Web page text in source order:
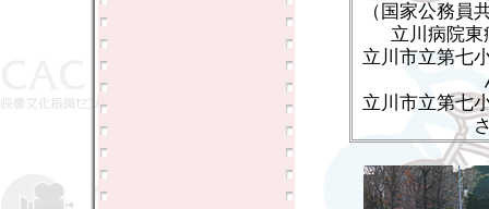
（国家公務員
立川病院
立川市立第七
立川市立第七